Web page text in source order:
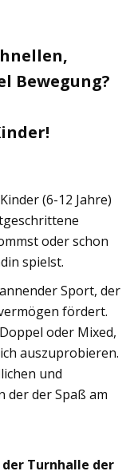
Bewegung?
(6-12 Jahre)
oder schon
spielst.
Sport, der
fördert.
oder Mixed,
auszuprobieren.
und
der der Spaß am
der Turnhalle der